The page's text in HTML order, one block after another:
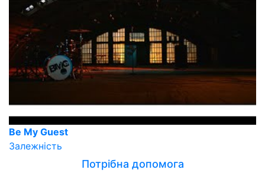
Be My Guest
Залежність
Потрібна допомога